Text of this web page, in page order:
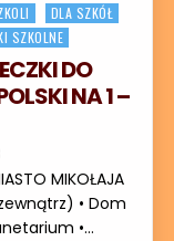
DLA SZKÓŁ
SZKOLNE
DO
NA 1 –
MIKOŁAJA
• Dom
•…